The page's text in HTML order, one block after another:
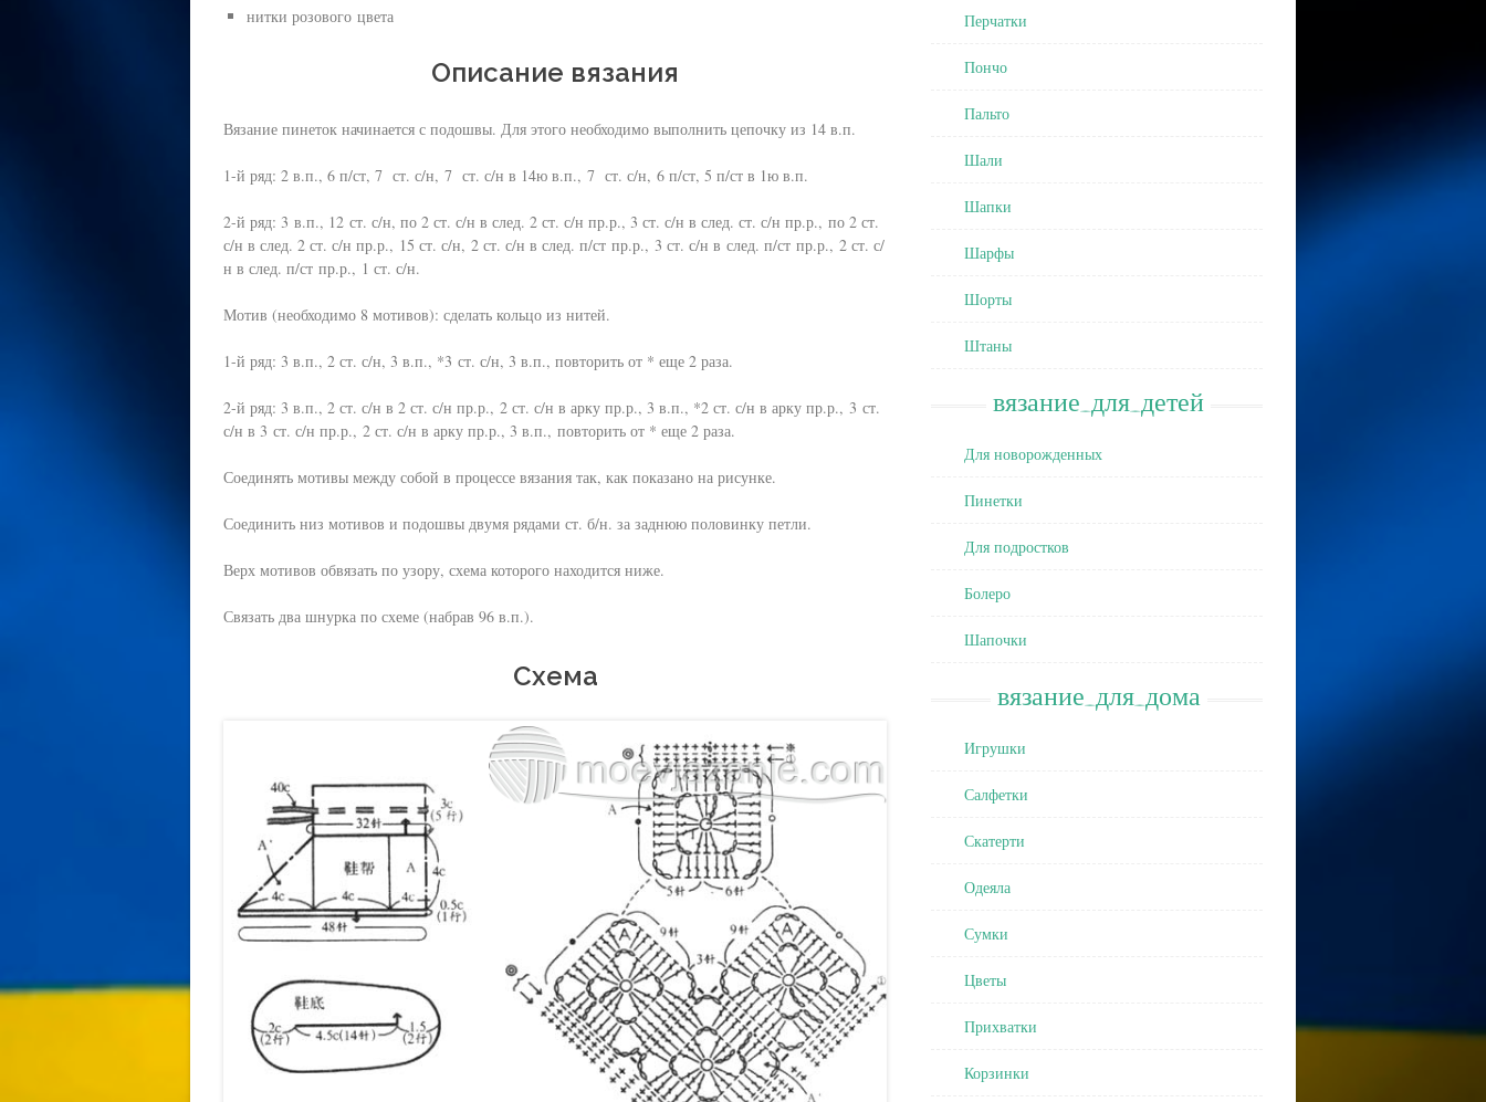
нитки розового цвета
Описание вязания
Вязание пинеток начинается с подошвы. Для этого необходимо выполнить цепочку из 14 в.п.
1-й ряд: 2 в.п., 6 п/ст, 7 ст. с/н, 7 ст. с/н в 14ю в.п., 7 ст. с/н, 6 п/ст, 5 п/ст в 1ю в.п.
2-й ряд: 3 в.п., 12 ст. с/н, по 2 ст. с/н в след. 2 ст. с/н пр.р., 3 ст. с/н в след. ст. с/н пр.р., по 2 ст.
с/н в след. 2 ст. с/н пр.р., 15 ст. с/н, 2 ст. с/н в след. п/ст пр.р., 3 ст. с/н в след. п/ст пр.р., 2 ст. с/
н в след. п/ст пр.р., 1 ст. с/н.
Мотив (необходимо 8 мотивов): сделать кольцо из нитей.
1-й ряд: 3 в.п., 2 ст. с/н, 3 в.п., *3 ст. с/н, 3 в.п., повторить от * еще 2 раза.
2-й ряд: 3 в.п., 2 ст. с/н в 2 ст. с/н пр.р., 2 ст. с/н в арку пр.р., 3 в.п., *2 ст. с/н в арку пр.р., 3 ст.
с/н в 3 ст. с/н пр.р., 2 ст. с/н в арку пр.р., 3 в.п., повторить от * еще 2 раза.
Соединять мотивы между собой в процессе вязания так, как показано на рисунке.
Соединить низ мотивов и подошвы двумя рядами ст. б/н. за заднюю половинку петли.
Верх мотивов обвязать по узору, схема которого находится ниже.
Связать два шнурка по схеме (набрав 96 в.п.).
Схема
Перчатки
Пончо
Пальто
Шали
Шапки
Шарфы
Шорты
Штаны
вязание_для_детей
Для новорожденных
Пинетки
Для подростков
Болеро
Шапочки
вязание_для_дома
Игрушки
Салфетки
Скатерти
Одеяла
Сумки
Цветы
Прихватки
Корзинки